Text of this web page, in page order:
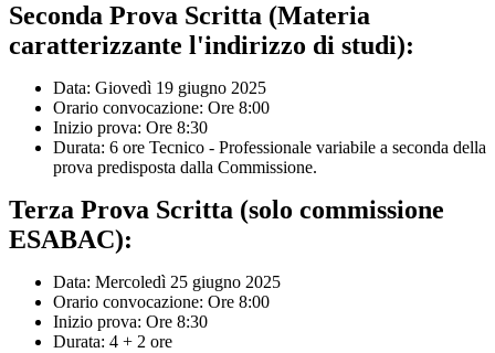
Seconda Prova Scritta (Materia
caratterizzante l'indirizzo di studi):
Data: Giovedì 19 giugno 2025
Orario convocazione: Ore 8:00
Inizio prova: Ore 8:30
Durata: 6 ore Tecnico - Professionale variabile a seconda della
prova predisposta dalla Commissione.
Terza Prova Scritta (solo commissione
ESABAC):
Data: Mercoledì 25 giugno 2025
Orario convocazione: Ore 8:00
Inizio prova: Ore 8:30
Durata: 4 + 2 ore